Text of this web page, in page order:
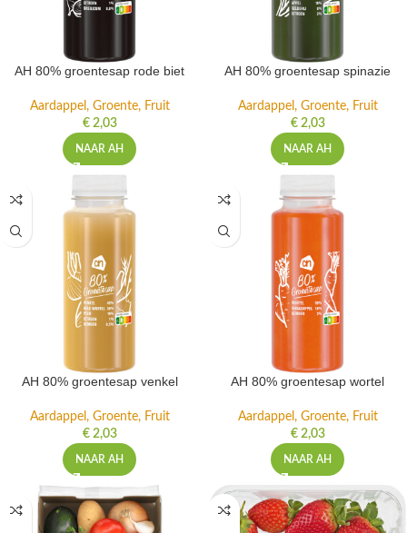
AH 80% groentesap rode biet
Aardappel, Groente, Fruit
€2,03
NAAR AH
AH 80% groentesap spinazie
Aardappel, Groente, Fruit
€2,03
NAAR AH
AH 80% groentesap venkel
Aardappel, Groente, Fruit
€2,03
NAAR AH
AH 80% groentesap wortel
Aardappel, Groente, Fruit
€2,03
NAAR AH